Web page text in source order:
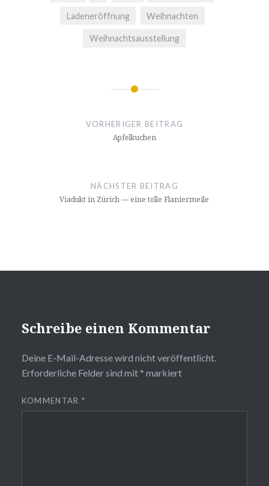
Ladeneröffnung Weihnachten
Weihnachtsausstellung
Beitragsnavigation
VORHERIGER BEITRAG
Apfelkuchen
NÄCHSTER BEITRAG
Viadukt in Zürich — eine tolle Flaniermeile
Schreibe einen Kommentar
Deine E-Mail-Adresse wird nicht veröffentlicht.
Erforderliche Felder sind mit * markiert
KOMMENTAR *